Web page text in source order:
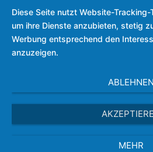
Diese Seite nutzt Website-
um ihre Dienste anzubieten, stetig
Werbung entsprechend den
anzuzeigen.
ABLEHNEN
MEHR